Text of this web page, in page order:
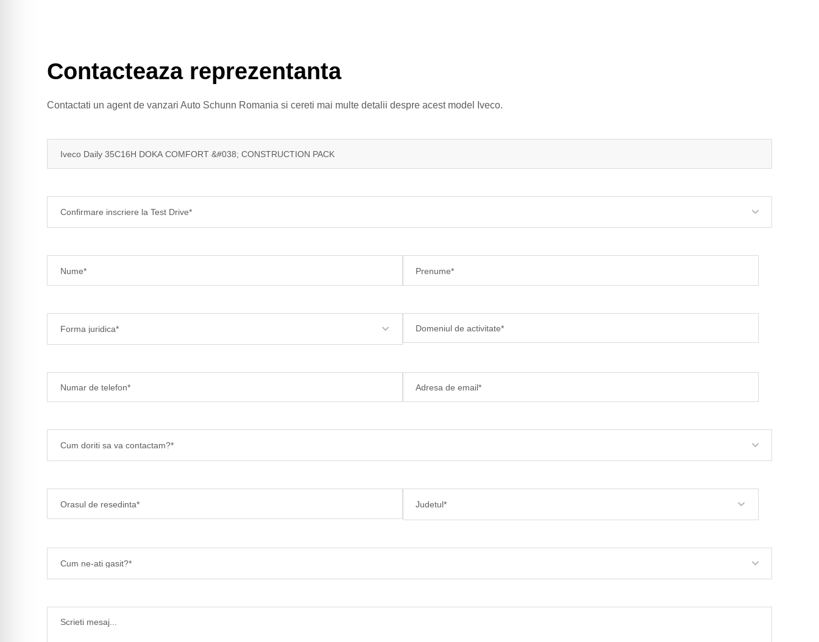
Contacteaza reprezentanta
Contactati un agent de vanzari Auto Schunn Romania si cereti mai multe detalii despre acest model Iveco.
Confirmare inscriere la Test Drive*
Forma juridica*
Cum doriti sa va contactam?*
Judetul*
Cum ne-ati gasit?*